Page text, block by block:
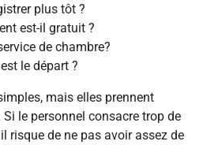
plus tôt ?
est-il gratuit ?
de chambre?
le départ ?
mais elles prennent
le personnel consacre trop de
risque de ne pas avoir assez de